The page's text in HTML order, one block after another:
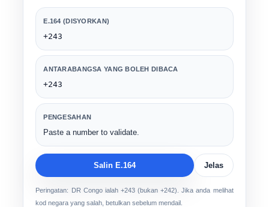
E.164 (DISYORKAN)
+243
ANTARABANGSA YANG BOLEH DIBACA
+243
PENGESAHAN
Paste a number to validate.
Salin E.164 Jelas
Peringatan: DR Congo ialah +243 (bukan +242). Jika anda melihat
kod negara yang salah, betulkan sebelum mendail.